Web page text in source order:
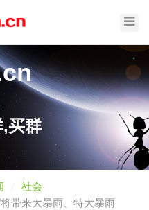
买群
社会
带来大暴雨、特大暴雨